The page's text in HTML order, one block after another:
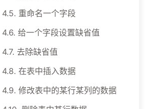
4.5. 重命名一个字段
4.6. 给一个字段设置缺省值
4.7. 去除缺省值
4.8. 在表中插入数据
4.9. 修改表中的某行某列的数据